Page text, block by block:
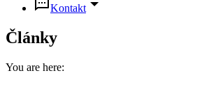
Kontakt
Články
You are here: